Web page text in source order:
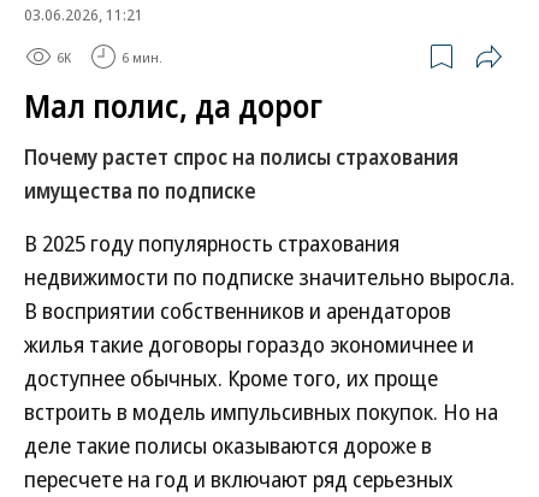
03.06.2026, 11:21
6K 6 мин.
Мал полис, да дорог
Почему растет спрос на полисы страхования
имущества по подписке
В 2025 году популярность страхования
недвижимости по подписке значительно выросла.
В восприятии собственников и арендаторов
жилья такие договоры гораздо экономичнее и
доступнее обычных. Кроме того, их проще
встроить в модель импульсивных покупок. Но на
деле такие полисы оказываются дороже в
пересчете на год и включают ряд серьезных